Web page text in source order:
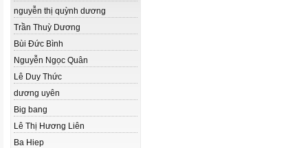
nguyễn thị quỳnh dương
Trần Thuỳ Dương
Bùi Đức Bình
Nguyễn Ngọc Quân
Lê Duy Thức
dương uyên
Big bang
Lê Thị Hương Liên
Ba Hiep